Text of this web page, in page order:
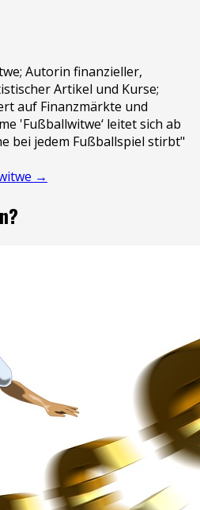
Autorin finanzieller,
Artikel und Kurse;
auf Finanzmärkte und
'Fußballwitwe‘ leitet sich ab
bei jedem Fußballspiel stirbt"
→